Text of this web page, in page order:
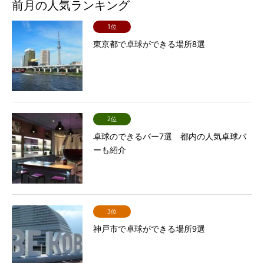
前月の人気ランキング
1位
東京都で卓球ができる場所8選
2位
卓球のできるバー7選 都内の人気卓球バ
ーも紹介
3位
神戸市で卓球ができる場所9選